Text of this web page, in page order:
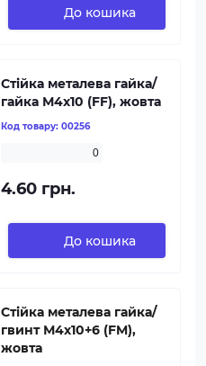
До кошика
Стійка металева гайка/
гайка М4х10 (FF), жовта
Код товару: 00256
0
4.60 грн.
До кошика
Стійка металева гайка/
гвинт М4х10+6 (FM),
жовта